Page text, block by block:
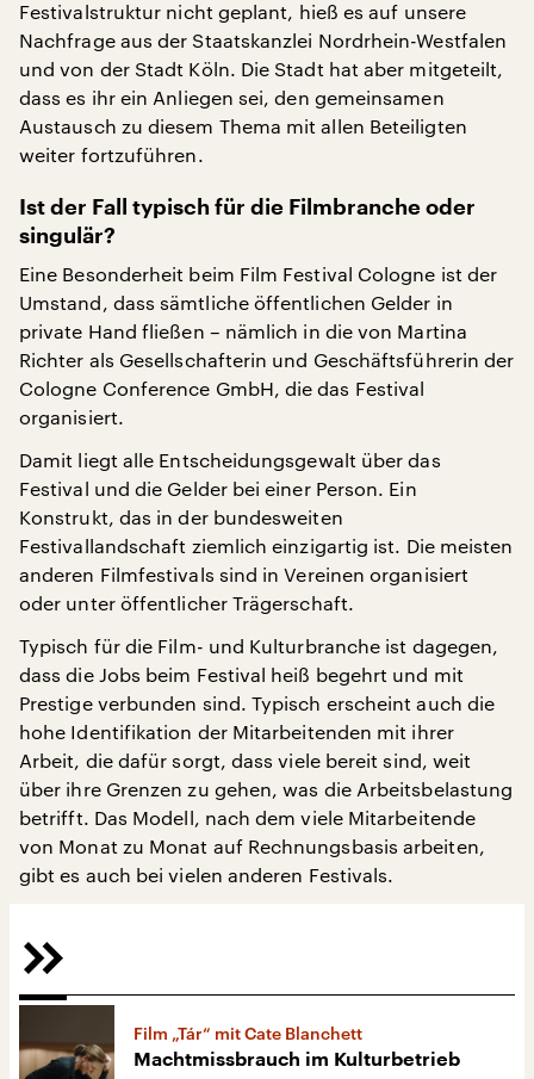
Festivalstruktur nicht geplant, hieß es auf unsere
Nachfrage aus der Staatskanzlei Nordrhein-Westfalen
und von der Stadt Köln. Die Stadt hat aber mitgeteilt,
dass es ihr ein Anliegen sei, den gemeinsamen
Austausch zu diesem Thema mit allen Beteiligten
weiter fortzuführen.
Ist der Fall typisch für die Filmbranche oder
singulär?
Eine Besonderheit beim Film Festival Cologne ist der
Umstand, dass sämtliche öffentlichen Gelder in
private Hand fließen – nämlich in die von Martina
Richter als Gesellschafterin und Geschäftsführerin der
Cologne Conference GmbH, die das Festival
organisiert.
Damit liegt alle Entscheidungsgewalt über das
Festival und die Gelder bei einer Person. Ein
Konstrukt, das in der bundesweiten
Festivallandschaft ziemlich einzigartig ist. Die meisten
anderen Filmfestivals sind in Vereinen organisiert
oder unter öffentlicher Trägerschaft.
Typisch für die Film- und Kulturbranche ist dagegen,
dass die Jobs beim Festival heiß begehrt und mit
Prestige verbunden sind. Typisch erscheint auch die
hohe Identifikation der Mitarbeitenden mit ihrer
Arbeit, die dafür sorgt, dass viele bereit sind, weit
über ihre Grenzen zu gehen, was die Arbeitsbelastung
betrifft. Das Modell, nach dem viele Mitarbeitende
von Monat zu Monat auf Rechnungsbasis arbeiten,
gibt es auch bei vielen anderen Festivals.
Film „Tár“ mit Cate Blanchett
Machtmissbrauch im Kulturbetrieb